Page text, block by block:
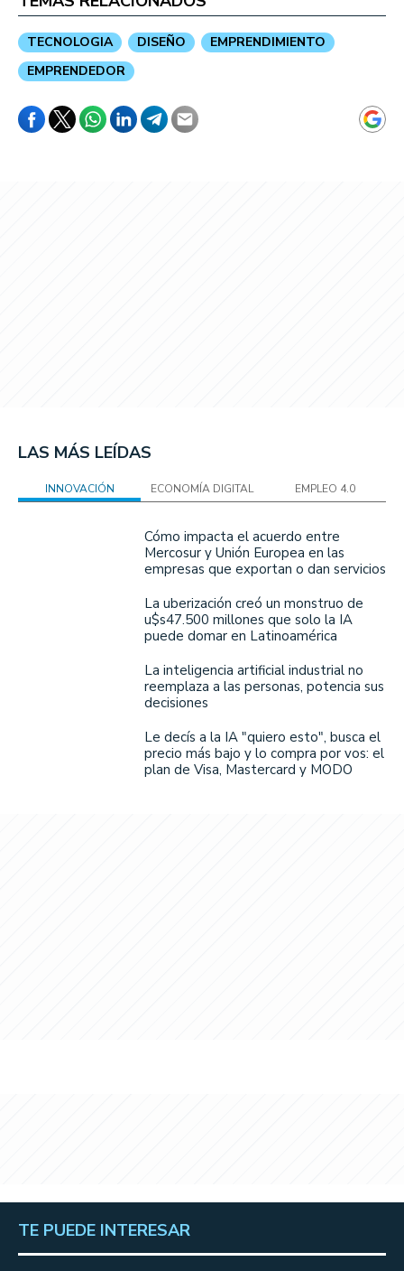
TECNOLOGIA DISEÑO
EMPRENDIMIENTO
EMPRENDEDOR
LAS MÁS LEÍDAS
INNOVACIÓN ECONOMÍA DIGITAL EMPLEO 4.0
Cómo impacta el acuerdo entre
Mercosur y Unión Europea en las
empresas que exportan o dan servicios
La uberización creó un monstruo de
u$s47.500 millones que solo la IA
puede domar en Latinoamérica
La inteligencia artificial industrial no
reemplaza a las personas, potencia sus
decisiones
Le decís a la IA "quiero esto", busca el
precio más bajo y lo compra por vos: el
plan de Visa, Mastercard y MODO
TE PUEDE INTERESAR